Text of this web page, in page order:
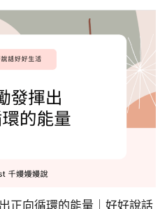
正向循環的能量｜好好說話